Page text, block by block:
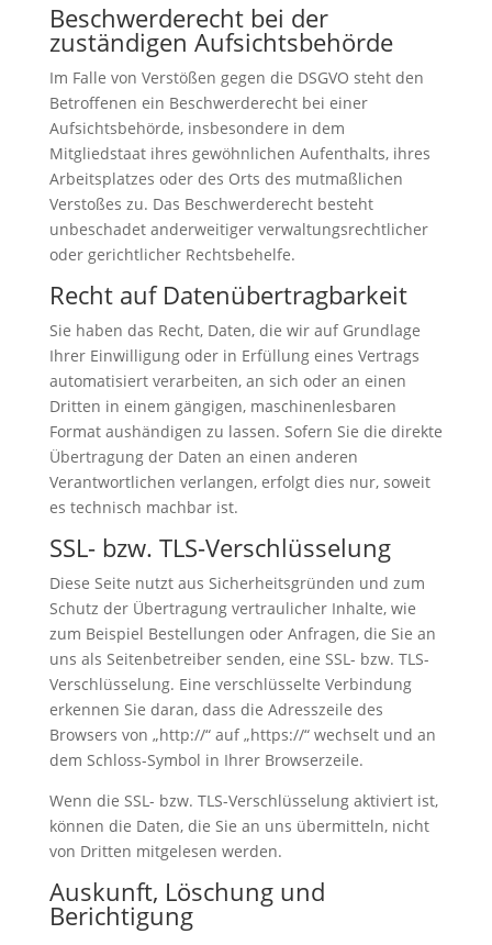
Beschwerde­recht bei der
zuständigen Aufsichts­behörde
Im Falle von Verstößen gegen die DSGVO steht den
Betroffenen ein Beschwerderecht bei einer
Aufsichtsbehörde, insbesondere in dem
Mitgliedstaat ihres gewöhnlichen Aufenthalts, ihres
Arbeitsplatzes oder des Orts des mutmaßlichen
Verstoßes zu. Das Beschwerderecht besteht
unbeschadet anderweitiger verwaltungsrechtlicher
oder gerichtlicher Rechtsbehelfe.
Recht auf Daten­übertrag­barkeit
Sie haben das Recht, Daten, die wir auf Grundlage
Ihrer Einwilligung oder in Erfüllung eines Vertrags
automatisiert verarbeiten, an sich oder an einen
Dritten in einem gängigen, maschinenlesbaren
Format aushändigen zu lassen. Sofern Sie die direkte
Übertragung der Daten an einen anderen
Verantwortlichen verlangen, erfolgt dies nur, soweit
es technisch machbar ist.
SSL- bzw. TLS-Verschlüsselung
Diese Seite nutzt aus Sicherheitsgründen und zum
Schutz der Übertragung vertraulicher Inhalte, wie
zum Beispiel Bestellungen oder Anfragen, die Sie an
uns als Seitenbetreiber senden, eine SSL- bzw. TLS-
Verschlüsselung. Eine verschlüsselte Verbindung
erkennen Sie daran, dass die Adresszeile des
Browsers von „http://“ auf „https://“ wechselt und an
dem Schloss-Symbol in Ihrer Browserzeile.
Wenn die SSL- bzw. TLS-Verschlüsselung aktiviert ist,
können die Daten, die Sie an uns übermitteln, nicht
von Dritten mitgelesen werden.
Auskunft, Löschung und
Berichtigung